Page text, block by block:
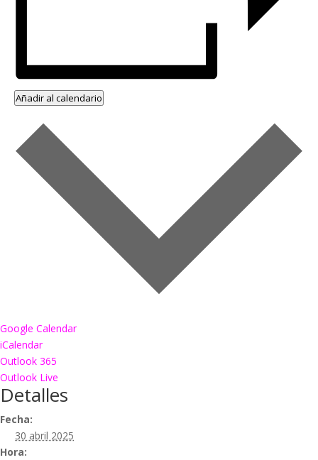
Añadir al calendario
Google Calendar
iCalendar
Outlook 365
Outlook Live
Detalles
Fecha:
30 abril 2025
Hora: